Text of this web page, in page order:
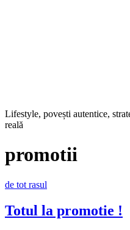
Lifestyle, povești autentice,
reală
promotii
de tot rasul
Totul la promotie !